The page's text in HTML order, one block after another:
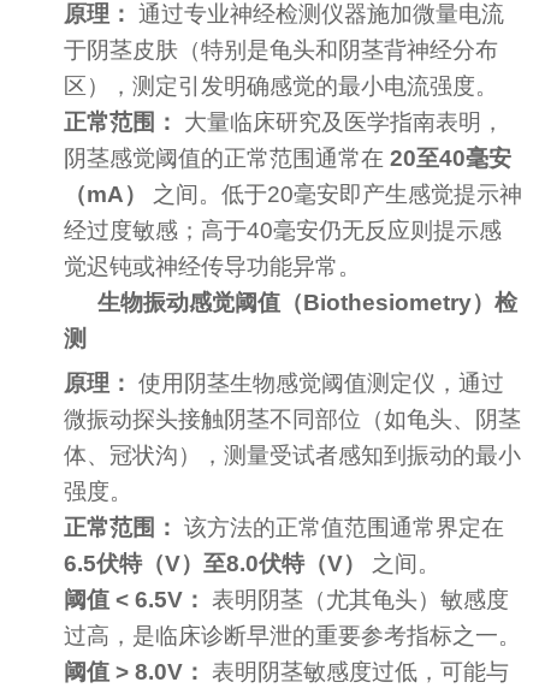
原理： 通过专业神经检测仪器施加微量电流
于阴茎皮肤（特别是龟头和阴茎背神经分布
区），测定引发明确感觉的最小电流强度。
正常范围：
大量临床研究及医学指南表明，
阴茎感觉阈值的正常范围通常在20至40毫安
（mA）
之间。低于20毫安即产生感觉提示神
经过度敏感；高于40毫安仍无反应则提示感
觉迟钝或神经传导功能异常。
生物振动感觉阈值（Biothesiometry）检
测
原理： 使用阴茎生物感觉阈值测定仪，通过
微振动探头接触阴茎不同部位（如龟头、阴茎
体、冠状沟），测量受试者感知到振动的最小
强度。
正常范围： 该方法的正常值范围通常界定在
6.5伏特（V）至8.0伏特（V）
之间。
阈值 < 6.5V： 表明阴茎（尤其龟头）敏感度
过高，是临床诊断早泄的重要参考指标之一。
阈值 > 8.0V： 表明阴茎敏感度过低，可能与